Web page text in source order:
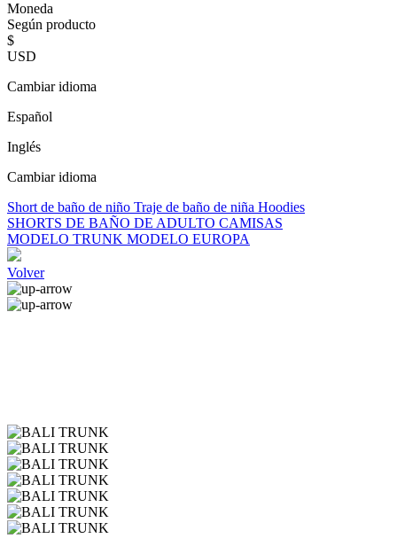
Moneda
Según producto
$
USD
Cambiar idioma
Español
Inglés
Cambiar idioma
Short de baño de niño Traje de baño de niña Hoodies
SHORTS DE BAÑO DE ADULTO CAMISAS
MODELO TRUNK MODELO EUROPA
Volver